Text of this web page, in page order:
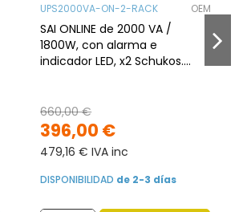
UPS2000VA-ON-2-RACK OEM
SAI ONLINE de 2000 VA /
1800W, con alarma e
indicador LED, x2 Schukos.
396,00 €
660,00 €
479,16 € IVA inc
DISPONIBILIDAD de 2-3 días